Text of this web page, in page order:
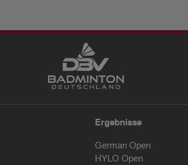
Ergebnisse
German Open
HYLO Open